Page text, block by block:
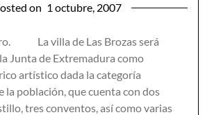
on 1 octubre, 2007
La villa de Las Brozas será
Junta de Extremadura como
artístico dada la categoría
la población, que cuenta con dos
tres conventos, así como varias